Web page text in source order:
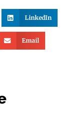
LinkedIn
Email